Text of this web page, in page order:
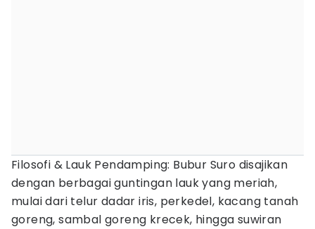
Filosofi & Lauk Pendamping: Bubur Suro disajikan
dengan berbagai guntingan lauk yang meriah,
mulai dari telur dadar iris, perkedel, kacang tanah
goreng, sambal goreng krecek, hingga suwiran